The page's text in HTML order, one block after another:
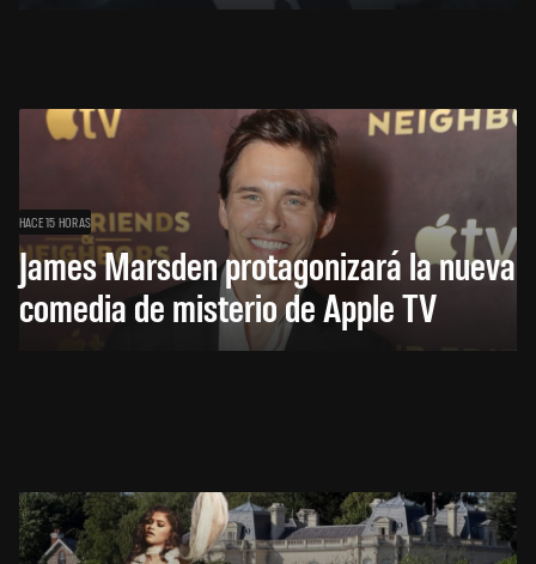
HACE 15 HORAS
James Marsden protagonizará la nueva
comedia de misterio de Apple TV